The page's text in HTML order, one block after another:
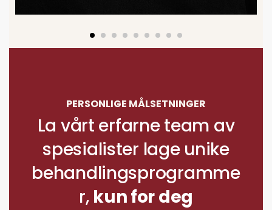
PERSONLIGE MÅLSETNINGER
La vårt erfarne team av
spesialister lage unike
behandlingsprogramme
r, kun for deg